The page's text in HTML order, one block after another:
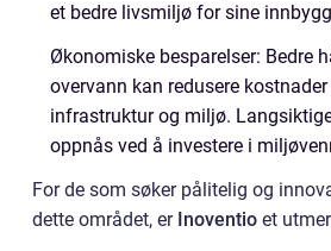
et bedre livsmiljø for sine
Økonomiske besparelser: Bedre
overvann kan redusere
infrastruktur og miljø.
oppnås ved å investere i
For de som søker pålitelig og
dette området, er Inoventio et